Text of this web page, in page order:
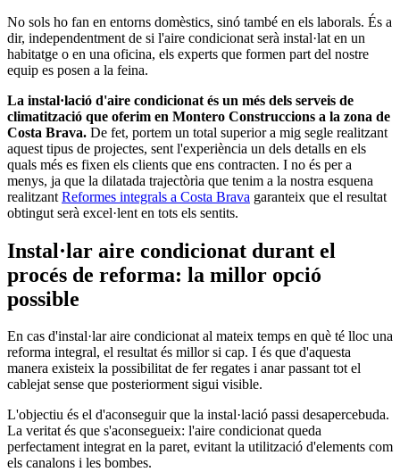
No sols ho fan en entorns domèstics, sinó també en els laborals. És a
dir, independentment de si l'aire condicionat serà instal·lat en un
habitatge o en una oficina, els experts que formen part del nostre
equip es posen a la feina.
La instal·lació d'aire condicionat és un més dels serveis de
climatització que oferim en Montero Construccions a la zona de
Costa Brava. De fet, portem un total superior a mig segle realitzant
aquest tipus de projectes, sent l'experiència un dels detalls en els
quals més es fixen els clients que ens contracten. I no és per a
menys, ja que la dilatada trajectòria que tenim a la nostra esquena
realitzant Reformes integrals a Costa Brava garanteix que el resultat
obtingut serà excel·lent en tots els sentits.
Instal·lar aire condicionat durant el
procés de reforma: la millor opció
possible
En cas d'instal·lar aire condicionat al mateix temps en què té lloc una
reforma integral, el resultat és millor si cap. I és que d'aquesta
manera existeix la possibilitat de fer regates i anar passant tot el
cablejat sense que posteriorment sigui visible.
L'objectiu és el d'aconseguir que la instal·lació passi desapercebuda.
La veritat és que s'aconsegueix: l'aire condicionat queda
perfectament integrat en la paret, evitant la utilització d'elements com
els canalons i les bombes.